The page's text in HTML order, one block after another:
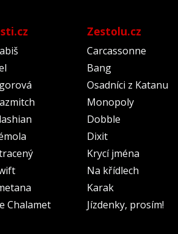
Chalamet
Zestolu.cz
Carcassonne
Bang
Osadníci z Katanu
Monopoly
Dobble
Dixit
Krycí jména
Na křídlech
Karak
Jízdenky, prosím!